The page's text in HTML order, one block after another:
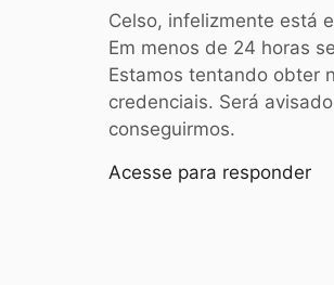
s
e
:
Celso, infelizmente está
Em menos de 24 horas
Estamos tentando obter
credenciais. Será
conseguirmos.
Acesse para responder